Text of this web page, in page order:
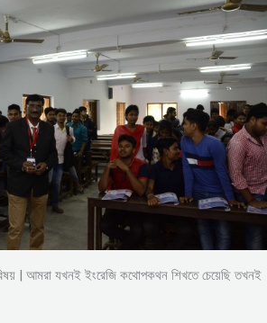
| আমরা যখনই ইংরেজি কথোপকথন শিখতে চেয়েছি তখনই